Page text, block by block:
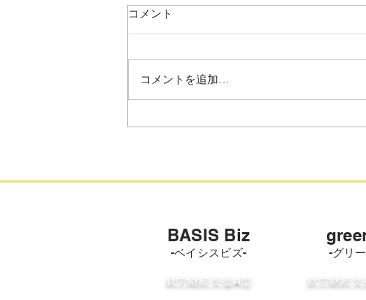
【お知らせ】ベイシス相談支
にご理解とご協力をいただき、誠
にありがとうございます。 当法
置し、相談支援体制の強化に努め
ております。 ■ ベイシス相談支
コメント
コメントを追加…
BASIS Biz
-ベイシスビズ-
​就労継続支援A型
-グリ
就労継続支